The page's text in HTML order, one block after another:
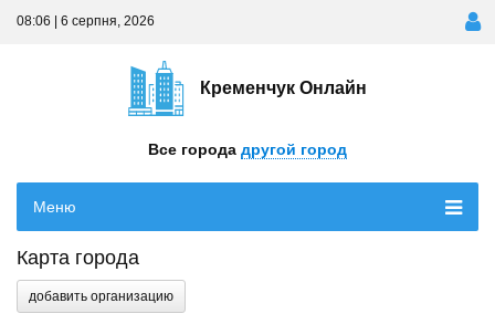
08:06 | 6 серпня, 2026
Кременчук Онлайн
Все города другой город
Меню
Карта города
добавить организацию